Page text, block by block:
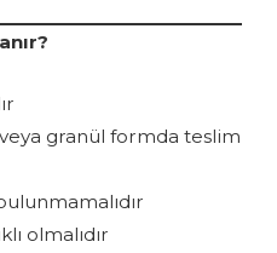
granül formda teslim
olmalıdır